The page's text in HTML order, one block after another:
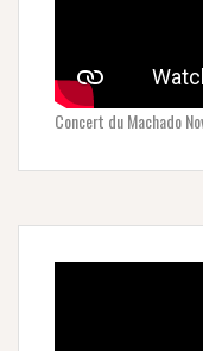
Concert du Machado